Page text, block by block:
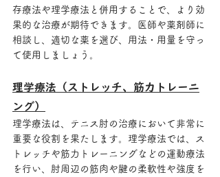
存療法や理学療法と併用することで、より効
果的な治療が期待できます。医師や薬剤師に
相談し、適切な薬を選び、用法・用量を守っ
て使用しましょう。
理学療法（ストレッチ、筋力トレーニ
ング）
理学療法は、テニス肘の治療において非常に
重要な役割を果たします。理学療法では、ス
トレッチや筋力トレーニングなどの運動療法
を行い、肘周辺の筋肉や腱の柔軟性や強度を